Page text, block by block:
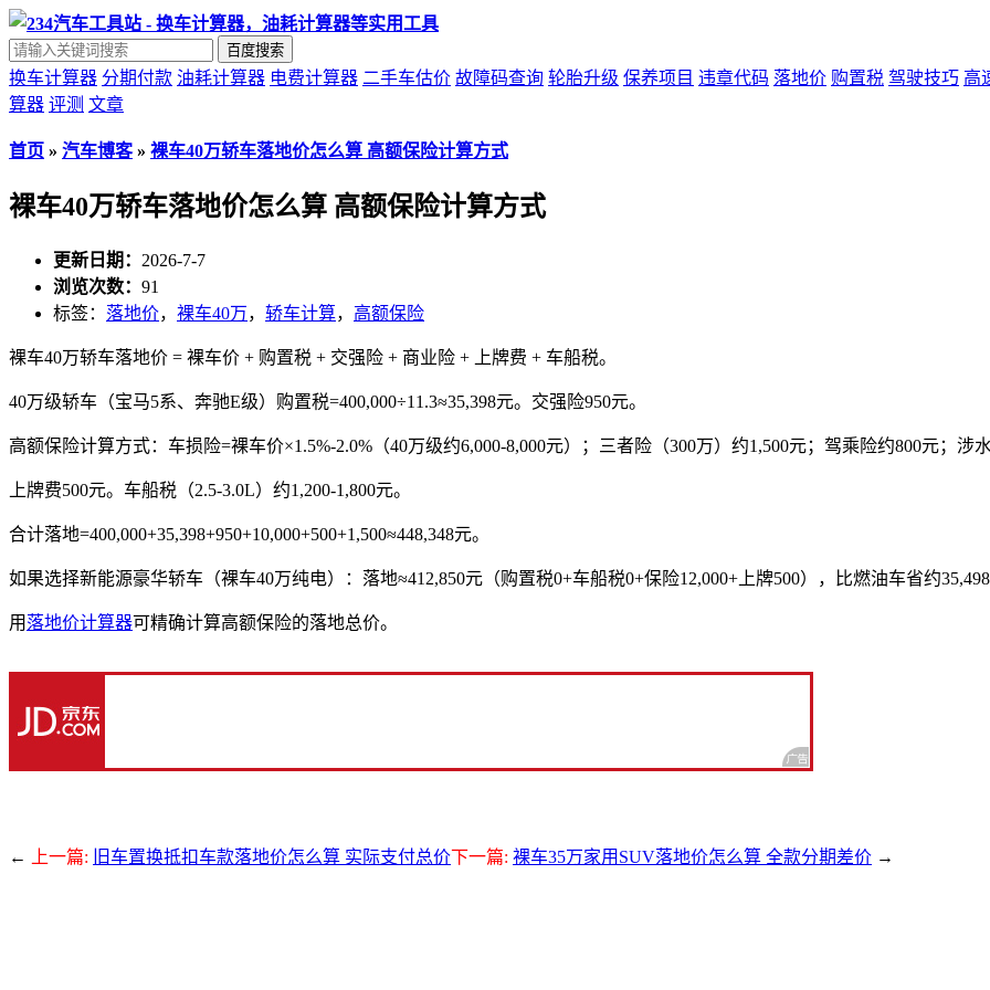
百度搜索
换车计算器 分期付款 油耗计算器 电费计算器 二手车估价 故障码查询 轮胎升级 保养项目 违章代码 落地价 购置税 驾驶技巧 高
算器 评测 文章
首页 » 汽车博客» 裸车40万轿车落地价怎么算 高额保险计算方式
裸车40万轿车落地价怎么算 高额保险计算方式
更新日期： 2026-7-7
浏览次数： 91
标签： 落地价， 裸车40万， 轿车计算， 高额保险
裸车40万轿车落地价 = 裸车价 + 购置税 + 交强险 + 商业险 + 上牌费 + 车船税。
40万级轿车（宝马5系、奔驰E级）购置税=400,000÷11.3≈35,398元。交强险950元。
高额保险计算方式：车损险=裸车价×1.5%-2.0%（40万级约6,000-8,000元）；三者险（300万）约1,500元；驾乘险约800元；涉
上牌费500元。车船税（2.5-3.0L）约1,200-1,800元。
合计落地=400,000+35,398+950+10,000+500+1,500≈448,348元。
如果选择新能源豪华轿车（裸车40万纯电）：落地≈412,850元（购置税0+车船税0+保险12,000+上牌500），比燃油车省约
用 落地价计算器可精确计算高额保险的落地总价。
← 上一篇: 旧车置换抵扣车款落地价怎么算 实际支付总价下一篇: 裸车35万家用SUV落地价怎么算 全款分期差价 →